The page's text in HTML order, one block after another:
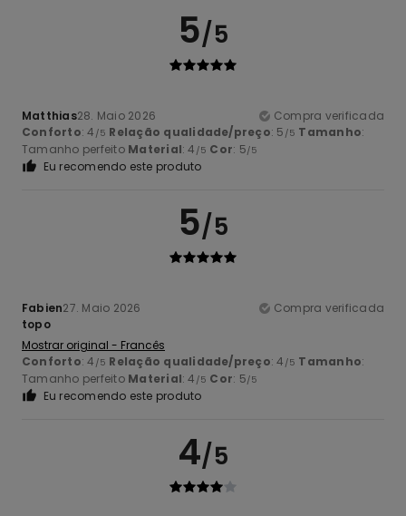
5/5
Matthias28. Maio 2026
Compra verificada
Conforto: 4 /5 Relação qualidade/preço: 5 /5 Tamanho:
Tamanho perfeito Material: 4 /5 Cor: 5/5
Eu recomendo este produto
5/5
Fabien27. Maio 2026
Compra verificada
topo
Mostrar original - Francês
Conforto: 4 /5 Relação qualidade/preço: 4 /5 Tamanho:
Tamanho perfeito Material: 4 /5 Cor: 5/5
Eu recomendo este produto
4/5